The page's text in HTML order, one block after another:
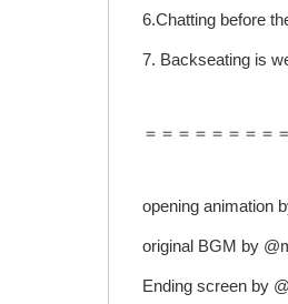
6.Chatting before
7. Backseating is
＝＝＝＝＝＝＝＝
opening animation
original BGM by
Ending screen by